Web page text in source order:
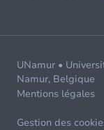
UNamur •
Namur, Belgique
Mentions légales
Gestion des